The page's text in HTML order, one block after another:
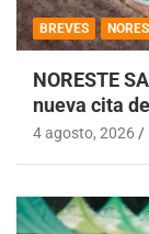
BREVES
NORESTE
nueva cita
4 agosto, 2026